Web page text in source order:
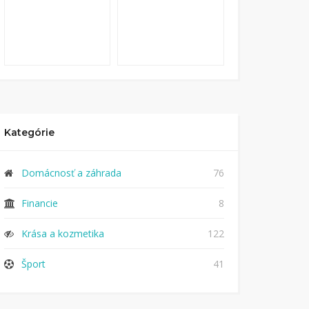
Kategórie
Domácnosť a záhrada 76
Financie 8
Krása a kozmetika 122
Šport 41